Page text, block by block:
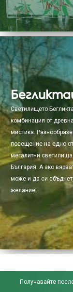
Светилището
комбинация от
мистика.
посещение на едно
мегалитни
България. А ако
може и да си
желание!
Получавайте